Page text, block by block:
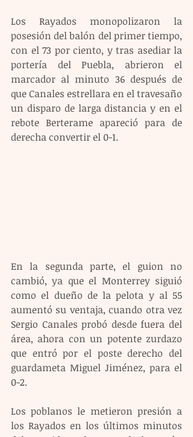
Los Rayados monopolizaron la
posesión del balón del primer tiempo,
con el 73 por ciento, y tras asediar la
portería del Puebla, abrieron el
marcador al minuto 36 después de
que Canales estrellara en el travesaño
un disparo de larga distancia y en el
rebote Berterame apareció para de
derecha convertir el 0-1.
En la segunda parte, el guion no
cambió, ya que el Monterrey siguió
como el dueño de la pelota y al 55
aumentó su ventaja, cuando otra vez
Sergio Canales probó desde fuera del
área, ahora con un potente zurdazo
que entró por el poste derecho del
guardameta Miguel Jiménez, para el
0-2.
Los poblanos le metieron presión a
los Rayados en los últimos minutos